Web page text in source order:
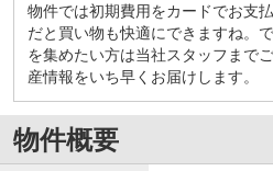
物件では初期費用をカードでお支
だと買い物も快適にできますね。
を集めたい方は当社スタッフまで
産情報をいち早くお届けします。
物件概要